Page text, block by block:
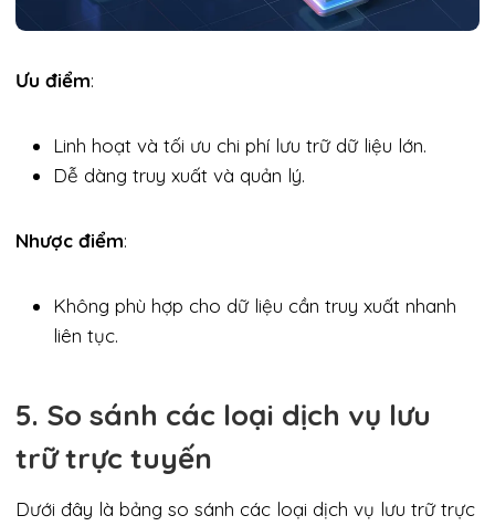
Ưu điểm:
Linh hoạt và tối ưu chi phí lưu trữ dữ liệu lớn.
Dễ dàng truy xuất và quản lý.
Nhược điểm:
Không phù hợp cho dữ liệu cần truy xuất nhanh
liên tục.
5. So sánh các loại dịch vụ lưu
trữ trực tuyến
Dưới đây là bảng so sánh các loại dịch vụ lưu trữ trực